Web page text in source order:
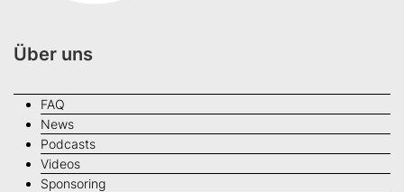
Über uns
FAQ
News
Podcasts
Videos
Sponsoring